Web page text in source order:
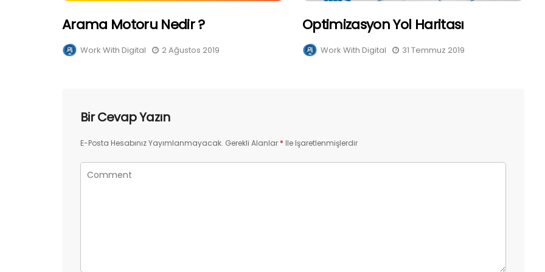
Arama Motoru Nedir ?
Work With Digital 2 Ağustos 2019
Optimizasyon Yol Haritası
Work With Digital 31 Temmuz 2019
Bir Cevap Yazın
E-Posta Hesabınız Yayımlanmayacak. Gerekli Alanlar * Ile Işaretlenmişlerdir